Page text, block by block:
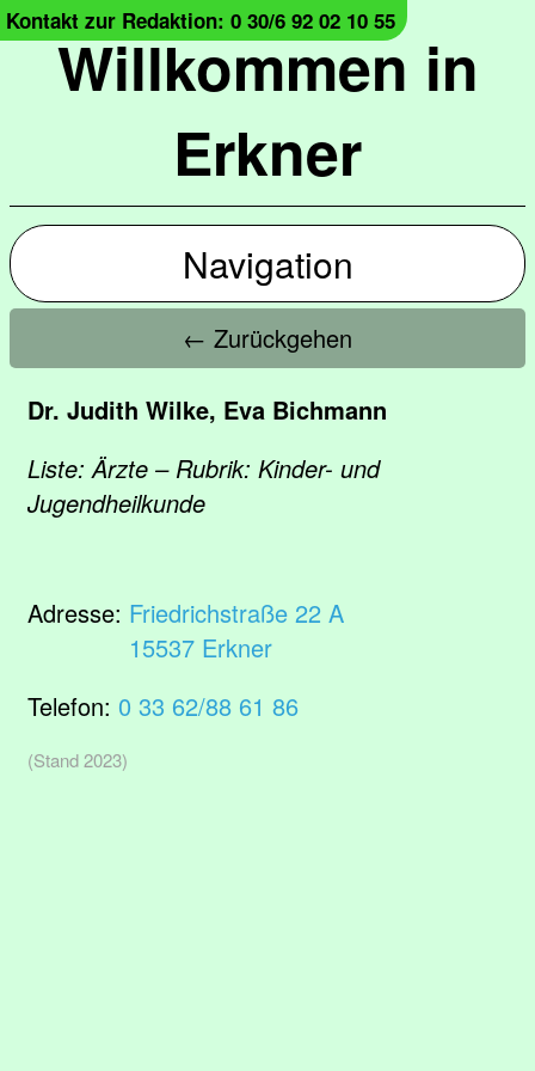
Willkommen in
Erkner
Kontakt zur Redaktion: 0 30/6 92 02 10 55
Navigation
← Zurückgehen
Dr. Judith Wilke, Eva Bichmann
Liste: Ärzte – Rubrik: Kinder- und
Jugendheilkunde
Adresse: Friedrichstraße 22 A
15537 Erkner
Telefon: 0 33 62/88 61 86
(Stand 2023)